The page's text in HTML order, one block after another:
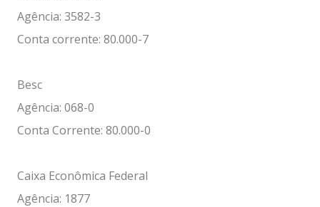
Agência: 3582-3
Conta corrente: 80.000-7
Besc
Agência: 068-0
Conta Corrente: 80.000-0
Caixa Econômica Federal
Agência: 1877